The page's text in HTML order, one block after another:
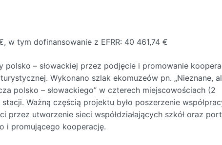
w tym dofinansowanie z EFRR: 40 461,74 €
polsko – słowackiej przez podjęcie i promowanie
Wykonano szlak ekomuzeów pn. „Nieznane,
polsko – słowackiego” w czterech miejscowościach (2
Ważną częścią projektu było poszerzenie
przez utworzenie sieci współdziałających szkół oraz
i promującego kooperację.